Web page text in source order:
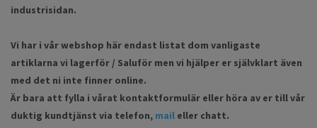
industrisidan.
Vi har i vår webshop här endast listat dom vanligaste
artiklarna vi lagerför / Saluför men vi hjälper er självklart även
med det ni inte finner online.
Är bara att fylla i vårat kontaktformulär eller höra av er till vår
duktig kundtjänst via telefon, mail eller chatt.